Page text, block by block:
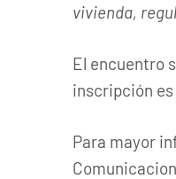
vivienda,
El encuentro
inscripción
Para mayor